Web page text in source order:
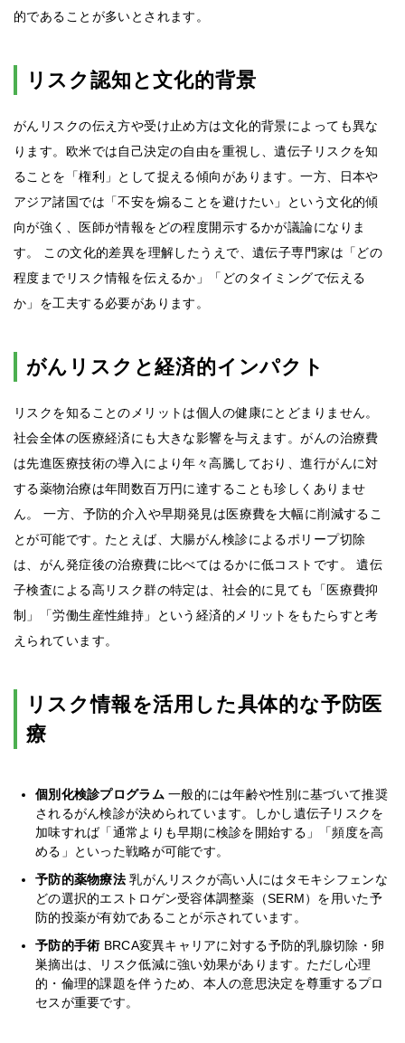
的であることが多いとされます。
リスク認知と文化的背景
がんリスクの伝え方や受け止め方は文化的背景によっても異な
ります。欧米では自己決定の自由を重視し、遺伝子リスクを知
ることを「権利」として捉える傾向があります。一方、日本や
アジア諸国では「不安を煽ることを避けたい」という文化的傾
向が強く、医師が情報をどの程度開示するかが議論になりま
す。 この文化的差異を理解したうえで、遺伝子専門家は「どの
程度までリスク情報を伝えるか」「どのタイミングで伝える
か」を工夫する必要があります。
がんリスクと経済的インパクト
リスクを知ることのメリットは個人の健康にとどまりません。
社会全体の医療経済にも大きな影響を与えます。がんの治療費
は先進医療技術の導入により年々高騰しており、進行がんに対
する薬物治療は年間数百万円に達することも珍しくありませ
ん。 一方、予防的介入や早期発見は医療費を大幅に削減するこ
とが可能です。たとえば、大腸がん検診によるポリープ切除
は、がん発症後の治療費に比べてはるかに低コストです。 遺伝
子検査による高リスク群の特定は、社会的に見ても「医療費抑
制」「労働生産性維持」という経済的メリットをもたらすと考
えられています。
リスク情報を活用した具体的な予防医
療
個別化検診プログラム一般的には年齢や性別に基づいて推奨
されるがん検診が決められています。しかし遺伝子リスクを
加味すれば「通常よりも早期に検診を開始する」「頻度を高
める」といった戦略が可能です。
予防的薬物療法乳がんリスクが高い人にはタモキシフェンな
どの選択的エストロゲン受容体調整薬（SERM）を用いた予
防的投薬が有効であることが示されています。
予防的手術 BRCA変異キャリアに対する予防的乳腺切除・卵
巣摘出は、リスク低減に強い効果があります。ただし心理
的・倫理的課題を伴うため、本人の意思決定を尊重するプロ
セスが重要です。